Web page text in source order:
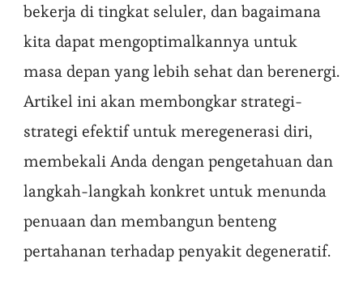
bekerja di tingkat seluler, dan bagaimana
kita dapat mengoptimalkannya untuk
masa depan yang lebih sehat dan berenergi.
Artikel ini akan membongkar strategi-
strategi efektif untuk meregenerasi diri,
membekali Anda dengan pengetahuan dan
langkah-langkah konkret untuk menunda
penuaan dan membangun benteng
pertahanan terhadap penyakit degeneratif.